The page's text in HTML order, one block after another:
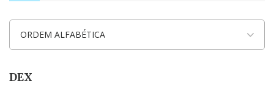
ORDEM ALFABÉTICA
DEX